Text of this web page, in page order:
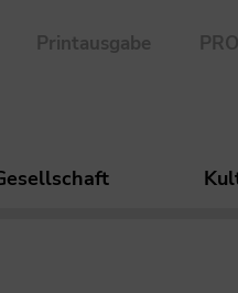
Printausgabe